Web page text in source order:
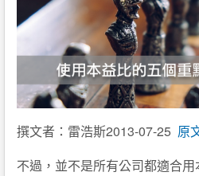
撰文者：雷浩斯2013-07-25 原
不過，並不是所有公司都適合